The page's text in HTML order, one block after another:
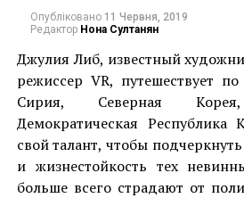
Опубліковано 11 Червня, 2019
Редактор Нона Султанян
Джулия Либ, известный
режиссер VR, путешествует
Сирия, Северная
Демократическая Республика
свой талант, чтобы
и жизнестойкость тех
больше всего страдают от